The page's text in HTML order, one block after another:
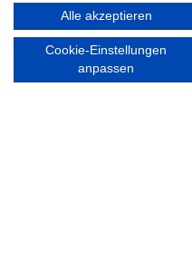
KONTAKT
Walddörfer Sportverein
Halenreie 32-34
22359 Hamburg
Alle akzeptieren
Cookie-Einstellungen
anpassen